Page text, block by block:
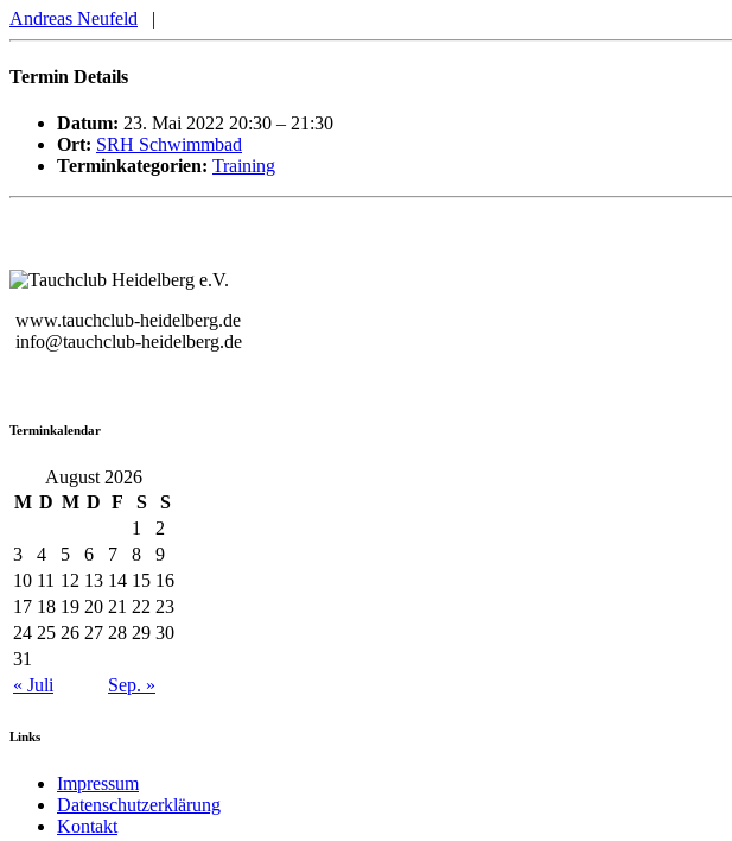
Andreas Neufeld |
Termin Details
Datum: 23. Mai 2022 20:30 – 21:30
Ort: SRH Schwimmbad
Terminkategorien: Training
www.tauchclub-heidelberg.de
info@tauchclub-heidelberg.de
Terminkalendar
August 2026
M D M D F S
S
1
2
3
4 5 6 7 8
9
10 11 12 13 14 15 16
17 18 19 20 21 22 23
24 25 26 27 28 29 30
31
« Juli
Sep. »
Links
Impressum
Datenschutzerklärung
Kontakt